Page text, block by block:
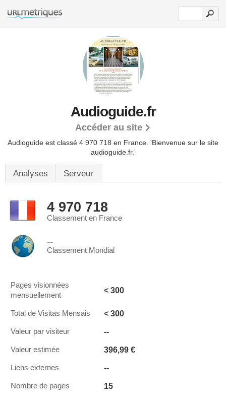
Audioguide.fr
Accéder au site
Audioguide est classé 4 970 718 en France. 'Bienvenue sur le site
audioguide.fr.'
Analyses Serveur
4 970 718
Classement en France
--
Classement Mondial
Pages visionnées
mensuellement
< 300
Total de Visitas Mensais < 300
Valeur par visiteur --
Valeur estimée 396,99 €
Liens externes --
Nombre de pages 15